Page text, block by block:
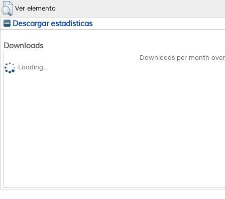
Ver elemento
Descargar estadísticas
Downloads
Downloads per month
Loading...